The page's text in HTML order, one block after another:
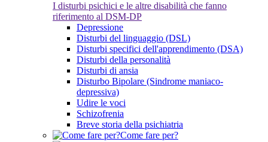
I disturbi psichici e le altre disabilità che fanno
riferimento al DSM-DP
Depressione
Disturbi del linguaggio (DSL)
Disturbi specifici dell'apprendimento (DSA)
Disturbi della personalità
Disturbi di ansia
Disturbo Bipolare (Sindrome maniaco-
depressiva)
Udire le voci
Schizofrenia
Breve storia della psichiatria
Come fare per?